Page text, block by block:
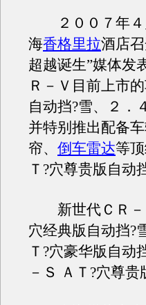
２００７年４
海香格里拉酒店
超越诞生”媒体发
Ｒ－Ｖ目前上市
自动挡?雪、２．
并特别推出配备
帘、 倒车雷达等
Ｔ?穴尊贵版自动
新世代ＣＲ－
穴经典版自动挡?
Ｔ?穴豪华版自动
－Ｓ ＡＴ?穴尊